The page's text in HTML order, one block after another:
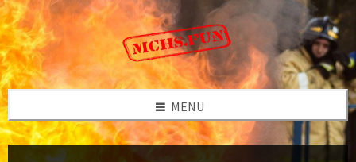
Skip
to
content
Skip
to
left
sidebar
Skip
to
footer
MENU